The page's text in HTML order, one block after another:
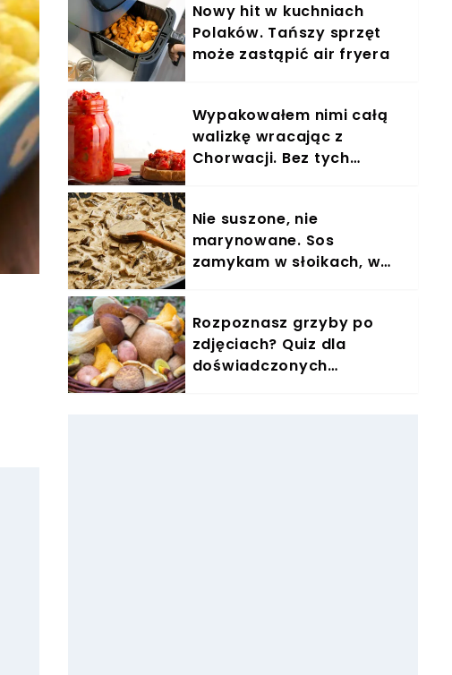
Nowy hit w kuchniach
Polaków. Tańszy sprzęt
może zastąpić air fryera
Wypakowałem nimi całą
walizkę wracając z
Chorwacji. Bez tych
Nie suszone, nie
marynowane. Sos
zamykam w słoikach, w
Rozpoznasz grzyby po
zdjęciach? Quiz dla
doświadczonych